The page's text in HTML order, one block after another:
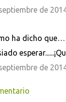
de
ha dicho que…
de